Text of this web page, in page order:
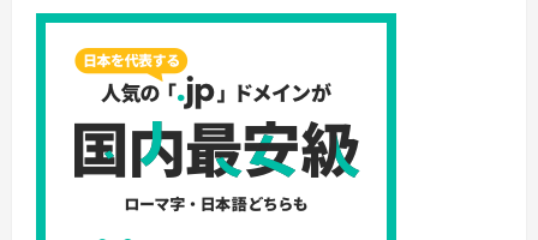
SSD
ド
メ
イ
ン・
ー
ル
無
制
限・
株